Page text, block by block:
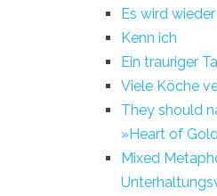
Es wird
Kenn ich
Ein trauriger
Viele Köche
They should
»Heart of
Mixed